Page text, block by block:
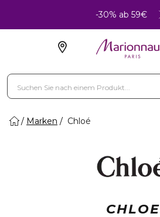
-30% ab 59€
Marken Chloé
CHLOE